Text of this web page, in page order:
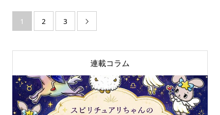
1 2 3 
連載コラム